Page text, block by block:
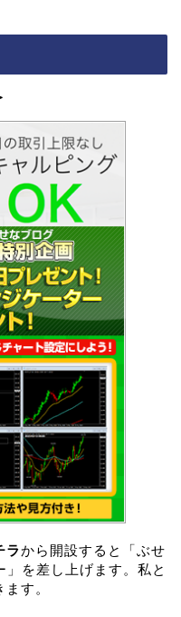
ラから開設すると「ぶせ
を差し上げます。私と
す。